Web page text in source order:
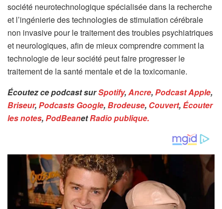
société neurotechnologique spécialisée dans la recherche
et l’ingénierie des technologies de stimulation cérébrale
non invasive pour le traitement des troubles psychiatriques
et neurologiques, afin de mieux comprendre comment la
technologie de leur société peut faire progresser le
traitement de la santé mentale et de la toxicomanie.
Écoutez ce podcast surSpotify, Ancre, Podcast Apple,
Briseur, Podcasts Google, Brodeuse, Couvert, Écouter
les notes, PodBeanetRadio publique.